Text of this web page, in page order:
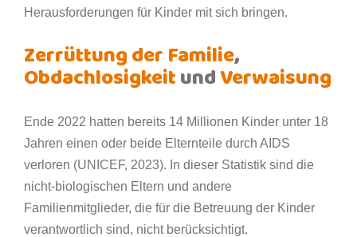
Herausforderungen für Kinder mit sich bringen.
Zerrüttung der Familie,
ObdachlosigkeitundVerwaisung
Ende 2022 hatten bereits 14 Millionen Kinder unter 18
Jahren einen oder beide Elternteile durch AIDS
verloren (UNICEF, 2023). In dieser Statistik sind die
nicht-biologischen Eltern und andere
Familienmitglieder, die für die Betreuung der Kinder
verantwortlich sind, nicht berücksichtigt.